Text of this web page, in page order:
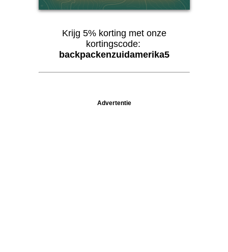
Krijg 5% korting met onze
kortingscode:
backpackenzuidamerika5
Advertentie